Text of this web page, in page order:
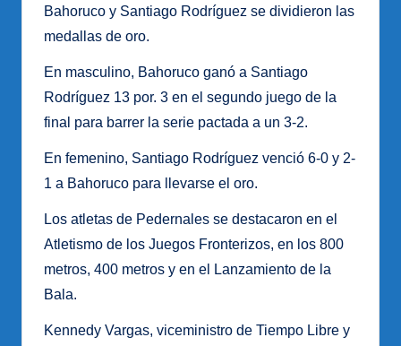
Bahoruco y Santiago Rodríguez se dividieron las
medallas de oro.
En masculino, Bahoruco ganó a Santiago
Rodríguez 13 por. 3 en el segundo juego de la
final para barrer la serie pactada a un 3-2.
En femenino, Santiago Rodríguez venció 6-0 y 2-
1 a Bahoruco para llevarse el oro.
Los atletas de Pedernales se destacaron en el
Atletismo de los Juegos Fronterizos, en los 800
metros, 400 metros y en el Lanzamiento de la
Bala.
Kennedy Vargas, viceministro de Tiempo Libre y